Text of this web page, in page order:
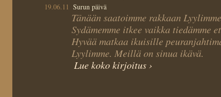
19.06.11 Surun päivä
Tänään saatoimme rakkaan
Sydämemme itkee vaikka tiedämme
Hyvää matkaa ikuisille
Lyylimme. Meillä on sinua ikävä.
Lue koko kirjoitus ›